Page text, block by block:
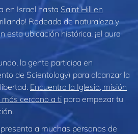
en Israel hasta Saint Hill en
Rodeada de naturaleza y
esta ubicación histórica, ¡el aura
la gente participa en
de Scientology) para alcanzar la
Encuentra la Iglesia, misión
cercano a ti para empezar tu
presenta a muchas personas de